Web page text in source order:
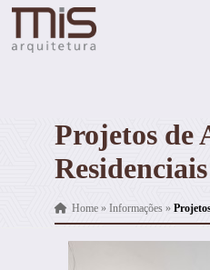
Projetos de
Residenciais
Home» Informações »